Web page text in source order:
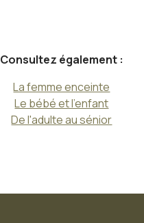
Consultez également :
La femme enceinte
Le bébé et l'enfant
De l'adulte au sénior